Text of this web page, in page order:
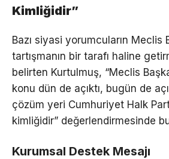
Kimliğidir”
Bazı siyasi yorumcuların Meclis
tartışmanın bir tarafı haline
belirten Kurtulmuş, “Meclis
konu dün de açıktı, bugün de
çözüm yeri Cumhuriyet Halk
kimliğidir” değerlendirmesinde
Kurumsal Destek Mesajı